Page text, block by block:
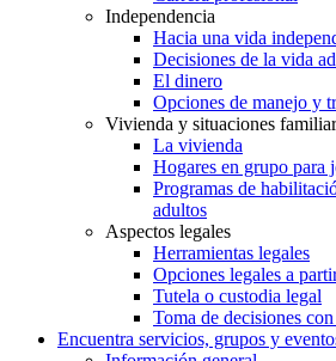
Independencia
Hacia una vida
Decisiones de la vida
El dinero
Opciones de manejo y
Vivienda y situaciones
La vivienda
Hogares en grupo para
Programas de
adultos
Aspectos legales
Herramientas legales
Opciones legales a
Tutela o custodia legal
Toma de decisiones
Encuentra servicios, grupos y